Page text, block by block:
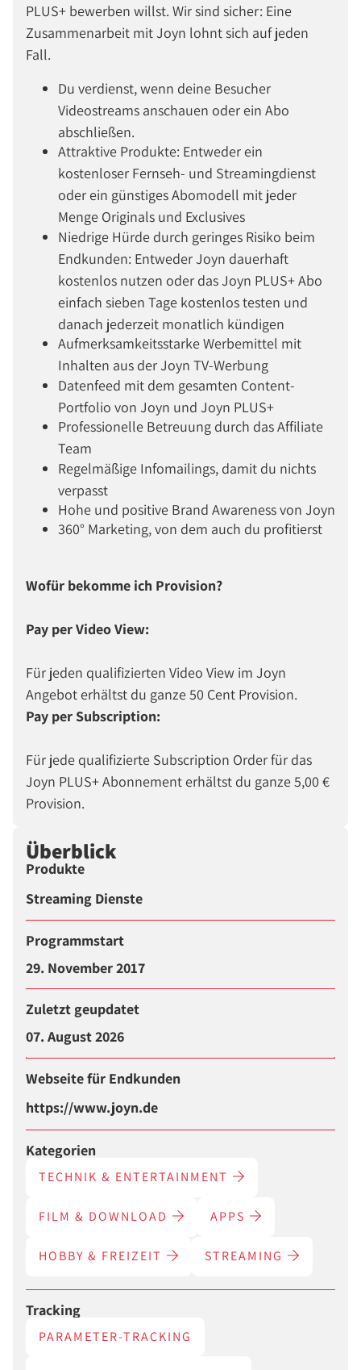
PLUS+ bewerben willst. Wir sind sicher: Eine
Zusammenarbeit mit Joyn lohnt sich auf jeden
Fall.
Du verdienst, wenn deine Besucher
Videostreams anschauen oder ein Abo
abschließen.
Attraktive Produkte: Entweder ein
kostenloser Fernseh- und Streamingdienst
oder ein günstiges Abomodell mit jeder
Menge Originals und Exclusives
Niedrige Hürde durch geringes Risiko beim
Endkunden: Entweder Joyn dauerhaft
kostenlos nutzen oder das Joyn PLUS+ Abo
einfach sieben Tage kostenlos testen und
danach jederzeit monatlich kündigen
Aufmerksamkeitsstarke Werbemittel mit
Inhalten aus der Joyn TV-Werbung
Datenfeed mit dem gesamten Content-
Portfolio von Joyn und Joyn PLUS+
Professionelle Betreuung durch das Affiliate
Team
Regelmäßige Infomailings, damit du nichts
verpasst
Hohe und positive Brand Awareness von Joyn
360° Marketing, von dem auch du profitierst
Wofür bekomme ich Provision?
Pay per Video View:
Für jeden qualifizierten Video View im Joyn
Angebot erhältst du ganze 50 Cent Provision.
Pay per Subscription:
Für jede qualifizierte Subscription Order für das
Joyn PLUS+ Abonnement erhältst du ganze 5,00 €
Provision.
Überblick
Produkte
Streaming Dienste
Programmstart
29. November 2017
Zuletzt geupdatet
07. August 2026
Webseite für Endkunden
https://www.joyn.de
Kategorien
TECHNIK & ENTERTAINMENT
FILM & DOWNLOAD APPS
HOBBY & FREIZEIT STREAMING
Tracking
PARAMETER-TRACKING